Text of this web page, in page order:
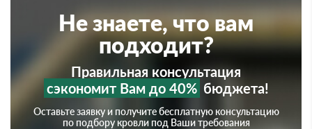
Не знаете, что вам
подходит?
Правильная консультация
сэкономит Вам до 40% бюджета!
Оставьте заявку и получите бесплатную консультацию
по подбору кровли под Ваши требования